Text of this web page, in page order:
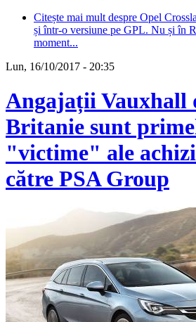
Citește mai mult despre Opel
și într-o versiune pe GPL. Nu și în
moment...
Lun, 16/10/2017 - 20:35
Angajații Vauxhall
Britanie sunt
"victime" ale
către PSA Group